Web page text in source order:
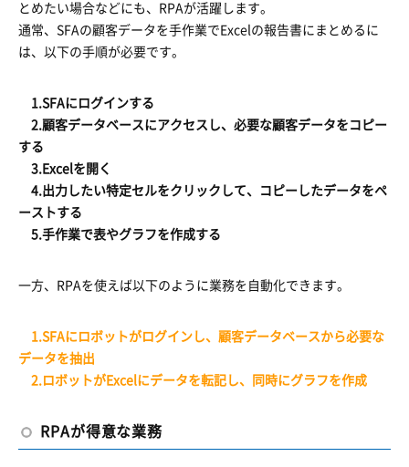
とめたい場合などにも、RPAが活躍します。
通常、SFAの顧客データを手作業でExcelの報告書にまとめるに
は、以下の手順が必要です。
1.SFAにログインする
2.顧客データベースにアクセスし、必要な顧客データをコピー
する
3.Excelを開く
4.出力したい特定セルをクリックして、コピーしたデータをペ
ーストする
5.手作業で表やグラフを作成する
一方、RPAを使えば以下のように業務を自動化できます。
1.SFAにロボットがログインし、顧客データベースから必要な
データを抽出
2.ロボットがExcelにデータを転記し、同時にグラフを作成
RPAが得意な業務